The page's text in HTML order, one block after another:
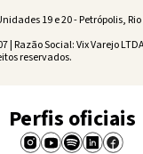
19 e 20 - Petrópolis, Rio
| Razão Social: Vix Varejo
reservados.
Perfis oficiais